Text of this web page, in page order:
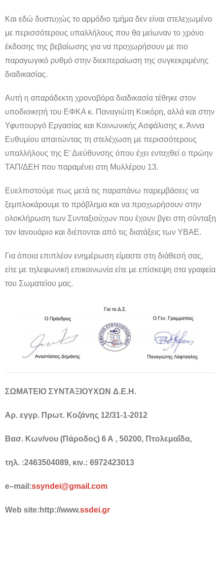
Και εδώ δυστυχώς το αρμόδιο τμήμα δεν είναι στελεχωμένο
με περισσότερους υπαλλήλους που θα μείωναν το χρόνο
έκδοσης της βεβαίωσης για να προχωρήσουν με πιο
παραγωγικό ρυθμό στην διεκπεραίωση της συγκεκριμένης
διαδικασίας.
Αυτή η απαράδεκτη χρονοβόρα διαδικασία τέθηκε στον
υποδιοικητή του ΕΦΚΑ κ. Παναγιώτη Κοκόρη, αλλά και στην
Υφυπουργό Εργασίας και Κοινωνικής Ασφάλισης κ. Άννα
Ευθυμίου απαιτώντας τη στελέχωση με περισσότερους
υπαλλήλους της Ε’ Διεύθυνσης όπου έχει ενταχθεί ο πρώην
ΤΑΠ/ΔΕΗ που παραμένει στη Μυλλέρου 13.
Ευελπιστούμε πως μετά τις παραπάνω παρεμβάσεις να
ξεμπλοκάρουμε το πρόβλημα και να προχωρήσουν στην
ολοκλήρωση των Συνταξιούχων που έχουν βγει στη σύνταξη
τον Ιανουάριο και διέπονται από τις διατάξεις των ΥΒΑΕ.
Για όποια επιπλέον ενημέρωση είμαστε στη διάθεσή σας,
είτε με τηλεφωνική επικοινωνία είτε με επίσκεψη στα γραφεία
του Σωματείου μας.
ΣΩΜΑΤΕΙΟ ΣΥΝΤΑΞΙΟΥΧΩΝ Δ.Ε.Η .
Αρ. εγγρ. Πρωτ. Κοζάνης 12/31-1-2012
Βασ. Κων/νου (Πάροδος) 6 Α , 50200, Πτολεμαΐδα,
τηλ. :2463504089, κιν.: 6972423013
e–mail :ssyndei@gmail .com
Web site: http://www.ssdei.gr